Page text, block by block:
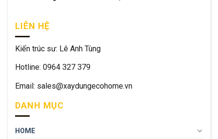
LIÊN HỆ
Kiến trúc sư: Lê Anh Tùng
Hotline: 0964 327 379
Email: sales@xaydungecohome.vn
DANH MỤC
HOME